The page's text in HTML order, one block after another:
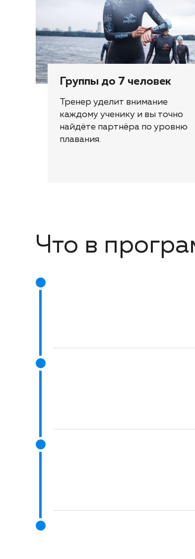
Группы до 7 человек
Тренер уделит внимание
каждому ученику и вы точно
найдёте партнёра по уровню
плавания.
Что в